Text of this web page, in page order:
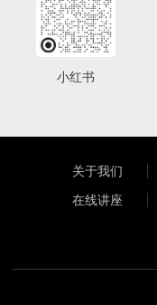
小红书
关于我们
在线讲座